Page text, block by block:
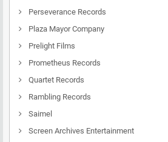
Perseverance Records
Plaza Mayor Company
Prelight Films
Prometheus Records
Quartet Records
Rambling Records
Saimel
Screen Archives Entertainment